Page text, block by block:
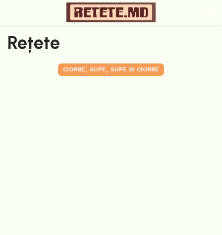
Rețete
CIORBE, SUPE, SUPE SI CIORBE